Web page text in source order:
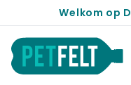
Welkom op